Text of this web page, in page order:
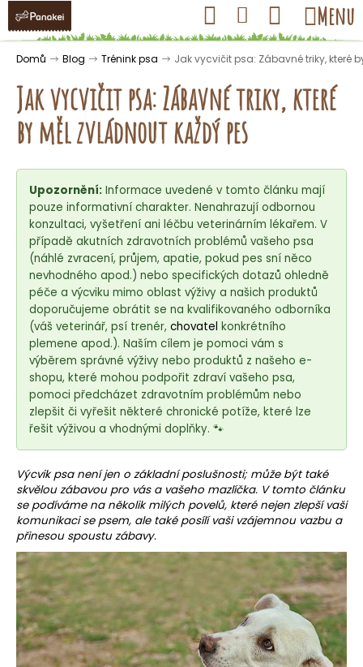
Přejít
obsah
Hledat Přihlášení
Nákupní
košík
Menu
Domů Blog Trénink psa Jak vycvičit psa: Zábavné triky, které
Jak vycvičit psa: Zábavné triky, které
by měl zvládnout každý pes
Upozornění: Informace uvedené v tomto článku mají
pouze informativní charakter. Nenahrazují odbornou
konzultaci, vyšetření ani léčbu veterinárním lékařem. V
případě akutních zdravotních problémů vašeho psa
(náhlé zvracení, průjem, apatie, pokud pes sní něco
nevhodného apod.) nebo specifických dotazů ohledně
péče a výcviku mimo oblast výživy a našich produktů
doporučujeme obrátit se na kvalifikovaného odborníka
(váš veterinář, psí trenér, chovatel konkrétního
plemene apod.). Naším cílem je pomoci vám s
výběrem správné výživy nebo produktů z našeho e-
shopu, které mohou podpořit zdraví vašeho psa,
pomoci předcházet zdravotním problémům nebo
zlepšit či vyřešit některé chronické potíže, které lze
řešit výživou a vhodnými doplňky. 🐾
Výcvik psa není jen o základní poslušnosti; může být také
skvělou zábavou pro vás a vašeho mazlíčka. V tomto článku
se podíváme na několik milých povelů, které nejen zlepší vaši
komunikaci se psem, ale také posílí vaši vzájemnou vazbu a
přinesou spoustu zábavy.
K
o Zpět
Zpět
o
a
j
í
t
?
HLEDAT